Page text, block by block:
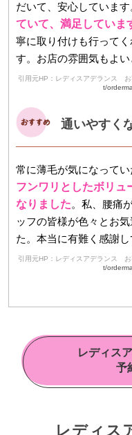
だいて、安心しています
ていて、満足していま
寧に取り付けも行って
す。お店の雰囲気もよい
引用元HP：レディスアデランス お
t/
通いやすく
常に薄毛が気になってい
フンワリとしたボリュ
なりました。私、腰痛
ッフの皆様が色々とお
た。本当に有難く感謝し
引用元HP：レディスアデランス お
t/
レディス
予
レディス